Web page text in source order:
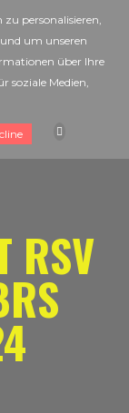
RSV
personalisieren,
um unseren
über Ihre
soziale Medien,